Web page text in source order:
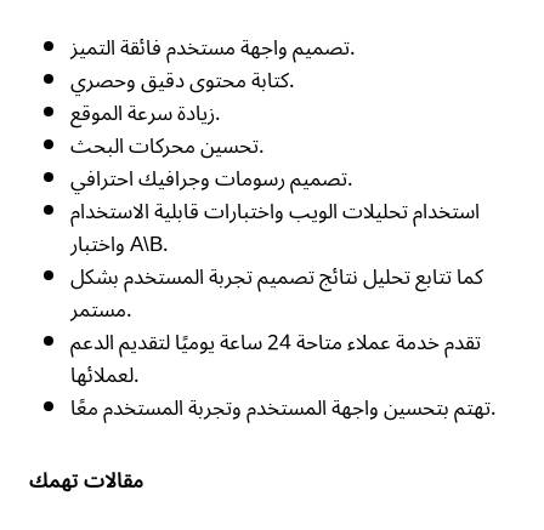
تصميم واجهة مستخدم فائقة التميز.
كتابة محتوى دقيق وحصري.
زيادة سرعة الموقع.
تحسين محركات البحث.
تصميم رسومات وجرافيك احترافي.
استخدام تحليلات الويب واختبارات قابلية الاستخدام
واختبار A\B.
كما تتابع تحليل نتائج تصميم تجربة المستخدم بشكل
مستمر.
تقدم خدمة عملاء متاحة 24 ساعة يوميًا لتقديم الدعم
لعملائها.
تهتم بتحسين واجهة المستخدم وتجربة المستخدم معًا.
مقالات تهمك